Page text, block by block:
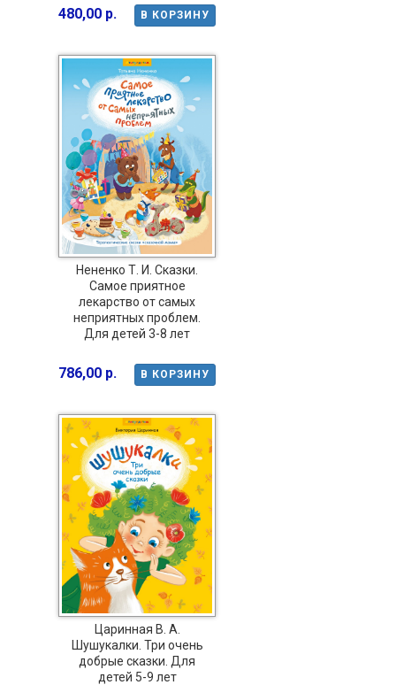
В КОРЗИНУ
480,00 р.
Нененко Т. И. Сказки.
Самое приятное
лекарство от самых
неприятных проблем.
Для детей 3-8 лет
В КОРЗИНУ
786,00 р.
Царинная В. А.
Шушукалки. Три очень
добрые сказки. Для
детей 5-9 лет